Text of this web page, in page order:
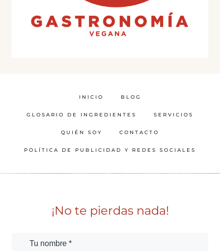
INICIO BLOG
GLOSARIO DE INGREDIENTES SERVICIOS
QUIÉN SOY CONTACTO
POLÍTICA DE PUBLICIDAD Y REDES SOCIALES
¡No te pierdas nada!
Tu nombre *